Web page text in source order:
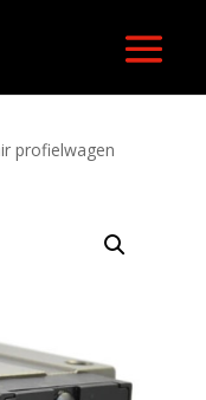
profielwagen